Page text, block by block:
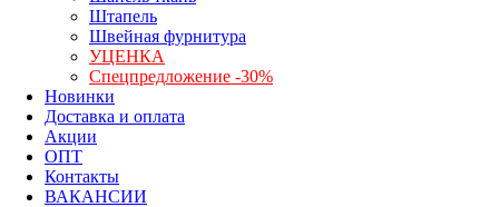
Штапель
Швейная фурнитура
УЦЕНКА
Спецпредложение -30%
Новинки
Доставка и оплата
Акции
ОПТ
Контакты
ВАКАНСИИ